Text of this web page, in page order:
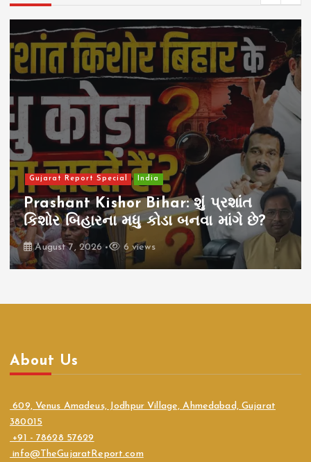
Gujarat Report Special India
Prashant Kishor Bihar: શું પ્રશાંત
કિશોર બિહારના મધુ કોડા બનવા માંગે છે?
August 7, 2026 6 views
About Us
609, Venus Amadeus, Jodhpur Village, Ahmedabad, Gujarat
380015
+91 - 78628 57629
info@TheGujaratReport.com